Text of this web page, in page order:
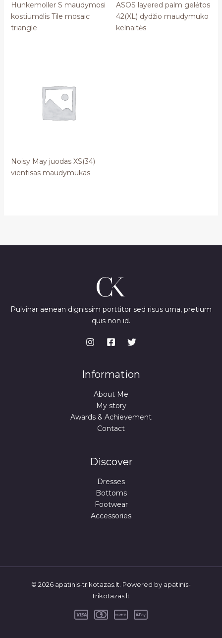
Hunkemoller S maudymosi
kostiumėlis Tile mosaic
triangle
ASOS layered palm gelėtos
42(XL) dydžio maudymuko
kelnaitės
Noisy May juodas XS(34)
vientisas maudymukas
Pulvinar aenean dignissim porttitor sed risus urna, pretium
quis non id.
Information
About Me
My story
Awards & Achievement
Contact
Discover
Dresses
Bottoms
Footwear
Accessories
© 2026 apatinis-trikotazas.lt. Powered by apatinis-
trikotazas.lt